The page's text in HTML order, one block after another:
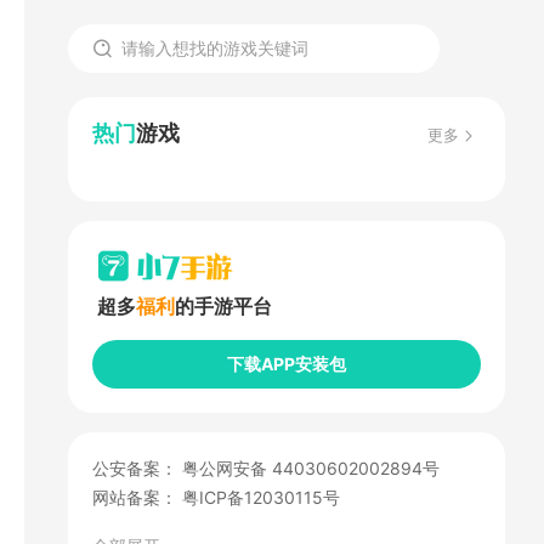
热门游戏 更多
超多福利 的手游平台
下载APP安装包
公安备案： 粤公网安备 44030602002894号
网站备案： 粤ICP备12030115号